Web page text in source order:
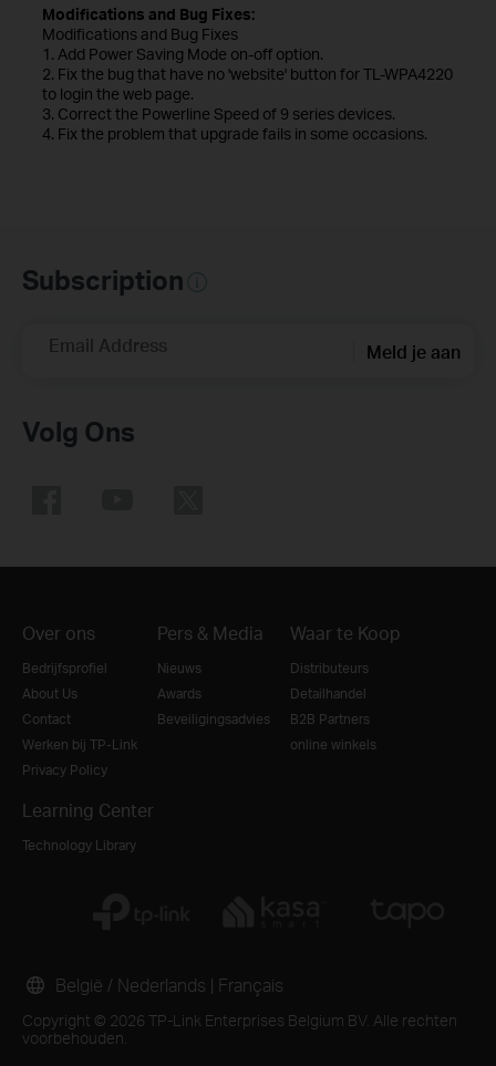
Modifications and Bug Fixes:
Modifications and Bug Fixes
1. Add Power Saving Mode on-off option.
2. Fix the bug that have no 'website' button for TL-WPA4220
to login the web page.
3. Correct the Powerline Speed of 9 series devices.
4. Fix the problem that upgrade fails in some occasions.
Subscription
Email Address Meld je aan
Volg Ons
Over ons
Bedrijfsprofiel
About Us
Contact
Werken bij TP-Link
Privacy Policy
Pers & Media
Nieuws
Awards
Beveiligingsadvies
Waar te Koop
Distributeurs
Detailhandel
B2B Partners
online winkels
Learning Center
Technology Library
Copyright © 2026 TP-Link Enterprises Belgium BV. Alle rechten
voorbehouden.
België / Nederlands | Français